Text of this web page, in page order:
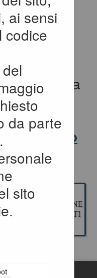
ai sensi
codice
da parte
sito
gestione
di
di Lavori,
la
a evidenza
del
sono
ESECUZIONE
CONTRATTI